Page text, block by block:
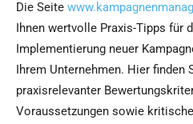
Die Seite
Ihnen wertvolle Praxis-Tipps für
Implementierung neuer
Ihrem Unternehmen. Hier finden
praxisrelevanter
Voraussetzungen sowie